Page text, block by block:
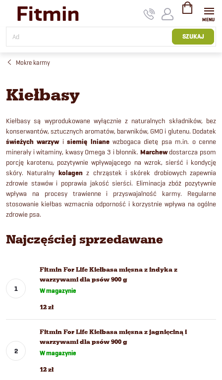
treści
SZUKAJ
KOSZYK
Mokre karmy
Kiełbasy
Kiełbasy są wyprodukowane wyłącznie z naturalnych składników, bez
konserwantów, sztucznych aromatów, barwników, GMO i glutenu. Dodatek
świeżych warzywisiemię lnianewzbogaca dietę psa m.in. o cenne
minerały i witaminy, kwasy Omega 3 i błonnik. Marchewdostarcza psom
porcję karotenu, pozytywnie wpływającego na wzrok, sierść i kondycję
skóry. Naturalny kolagen z chrząstek i skórek drobiowych zapewnia
zdrowie stawów i poprawia jakość sierści. Eliminacja zbóż pozytywnie
wpływa na procesy trawienne i przyswajalność karmy. Regularne
stosowanie kiełbas wzmacnia odporność i korzystnie wpływa na ogólne
zdrowie psa.
Najczęściej sprzedawane
Fitmin For Life Kiełbasa mięsna z indyka z
warzywami dla psów 900 g
W magazynie
12 zł
Fitmin For Life Kiełbasa mięsna z jagnięciną i
warzywami dla psów 900 g
W magazynie
12 zł